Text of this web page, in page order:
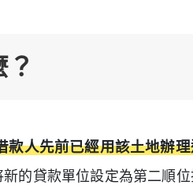
款人先前已經用該土地辦
新的貸款單位設定為第二順位